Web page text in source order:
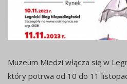
Muzeum Miedzi włącza się w
który potrwa od 10 do 11